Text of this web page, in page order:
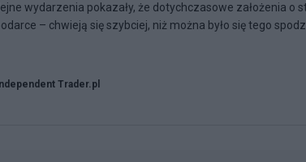
wydarzenia pokazały, że dotychczasowe założenia o
– chwieją się szybciej, niż można było się tego
Independent Trader.pl